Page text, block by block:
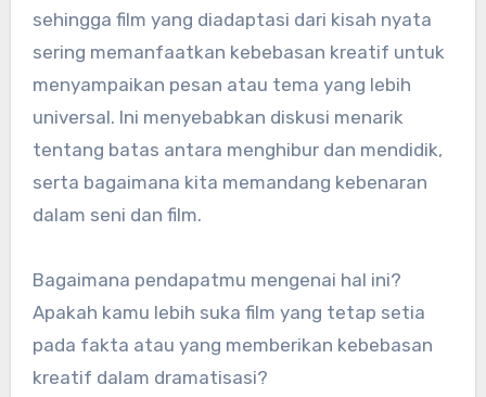
sehingga film yang diadaptasi dari kisah nyata
sering memanfaatkan kebebasan kreatif untuk
menyampaikan pesan atau tema yang lebih
universal. Ini menyebabkan diskusi menarik
tentang batas antara menghibur dan mendidik,
serta bagaimana kita memandang kebenaran
dalam seni dan film.
Bagaimana pendapatmu mengenai hal ini?
Apakah kamu lebih suka film yang tetap setia
pada fakta atau yang memberikan kebebasan
kreatif dalam dramatisasi?